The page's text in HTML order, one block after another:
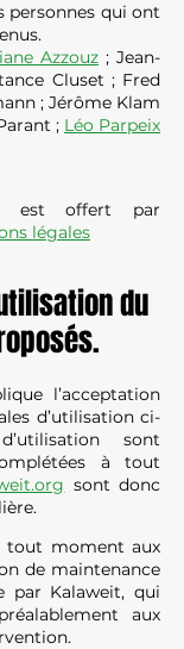
personnes qui ont
Azzouz ; Jean-
Cluset ; Fred
; Jérôme Klam
; Léo Parpeix
est offert par
légales
du
l’acceptation
d’utilisation ci-
sont
à tout
sont donc
tout moment aux
de maintenance
par Kalaweit, qui
aux